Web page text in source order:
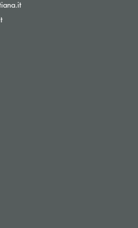
(si apre l’app di posta elettronica)
(si apre l’app di posta elettronica)